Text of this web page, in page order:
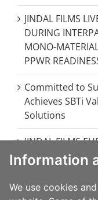
Information
We use cookies
JINDAL FILMS
DURING
MONO-
PPWR
Committed to
Achieves SBTi
Solutions
JINDAL FILMS
EUROPEAN
INVESTMENT IN
JINDAL FILMS